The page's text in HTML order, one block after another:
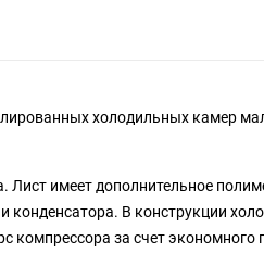
холодильных камер
Лист имеет дополнительное
конденсатора. В конструкции
компрессора за счет экономного